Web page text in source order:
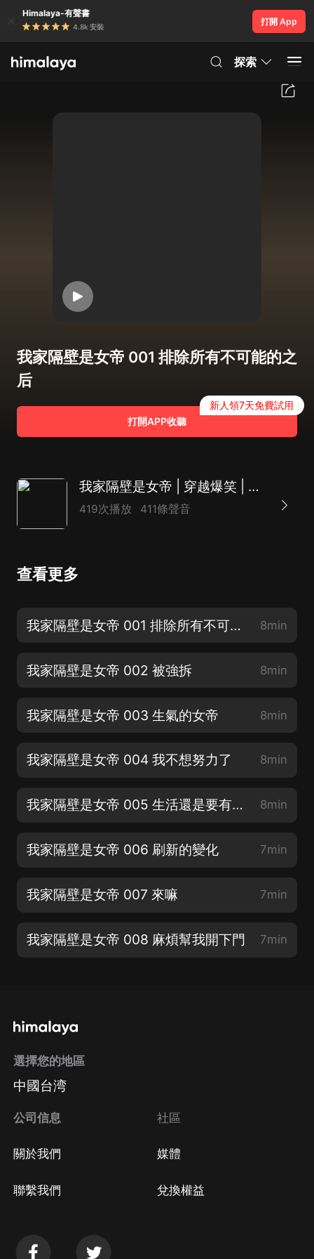
Himalaya-有聲書
4.8k 安裝
打開 App
探索
我家隔壁是女帝 001 排除所有不可能的之
后
打開APP收聽
新人領7天免費試用
我家隔壁是女帝 | 穿越爆笑 | 多人有聲劇
419次播放 411條聲音
查看更多
我家隔壁是女帝 001 排除所有不可能的之后 8min
我家隔壁是女帝 002 被強拆 8min
我家隔壁是女帝 003 生氣的女帝 8min
我家隔壁是女帝 004 我不想努力了 8min
我家隔壁是女帝 005 生活還是要有儀式的 8min
我家隔壁是女帝 006 刷新的變化 7min
我家隔壁是女帝 007 來嘛 7min
我家隔壁是女帝 008 麻煩幫我開下門 7min
選擇您的地區
中國台湾
公司信息
關於我們
聯繫我們
社區
媒體
兌換權益